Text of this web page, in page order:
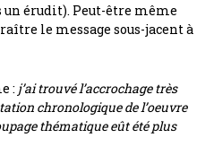
un érudit). Peut-être même
le message sous-jacent à
: j’ai trouvé l’accrochage très
chronologique de l’oeuvre
thématique eût été plus